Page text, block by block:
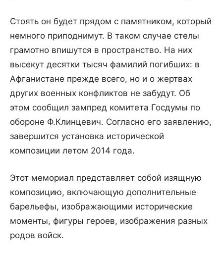
Стоять он будет прядом с памятником, который
немного приподнимут. В таком случае стелы
грамотно впишутся в пространство. На них
высекут десятки тысяч фамилий погибших: в
Афганистане прежде всего, но и о жертвах
других военных конфликтов не забудут. Об
этом сообщил зампред комитета Госдумы по
обороне Ф.Клинцевич. Согласно его заявлению,
завершится установка исторической
композиции летом 2014 года.
Этот мемориал представляет собой изящную
композицию, включающую дополнительные
барельефы, изображающими исторические
моменты, фигуры героев, изображения разных
родов войск.